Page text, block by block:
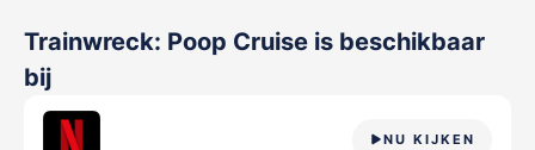
Trainwreck: Poop Cruise is beschikbaar
bij
NU KIJKEN